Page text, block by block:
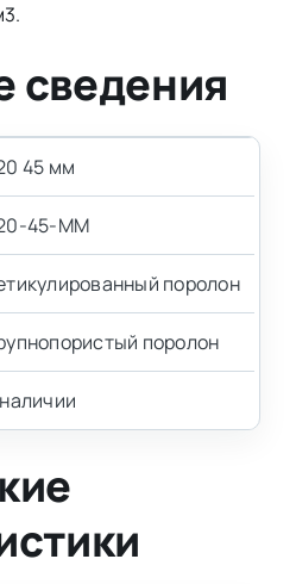
сведения
45 мм
45-MM
поролон
поролон